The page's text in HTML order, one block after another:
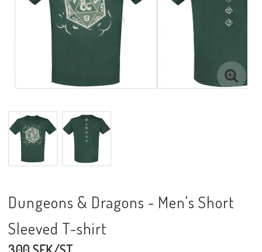
Dungeons & Dragons - Men's Short
Sleeved T-shirt